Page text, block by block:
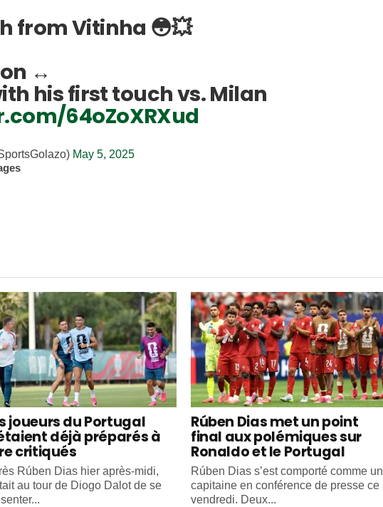
from Vitinha 😳💥
↔️
his first touch vs. Milan
64oZoXRXud
May 5, 2025
joueurs du Portugal
déjà préparés à
critiqués
Rúben Dias hier après-midi,
au tour de Diogo Dalot de se
Rúben Dias met un point
final aux polémiques sur
Ronaldo et le Portugal
Rúben Dias s’est comporté comme un
capitaine en conférence de presse ce
vendredi. Deux...